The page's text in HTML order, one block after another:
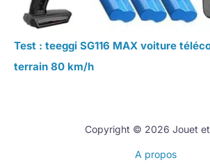
Test : teeggi SG116 MAX voiture
terrain 80 km/h
Copyright © 2026 Jouet
A propos